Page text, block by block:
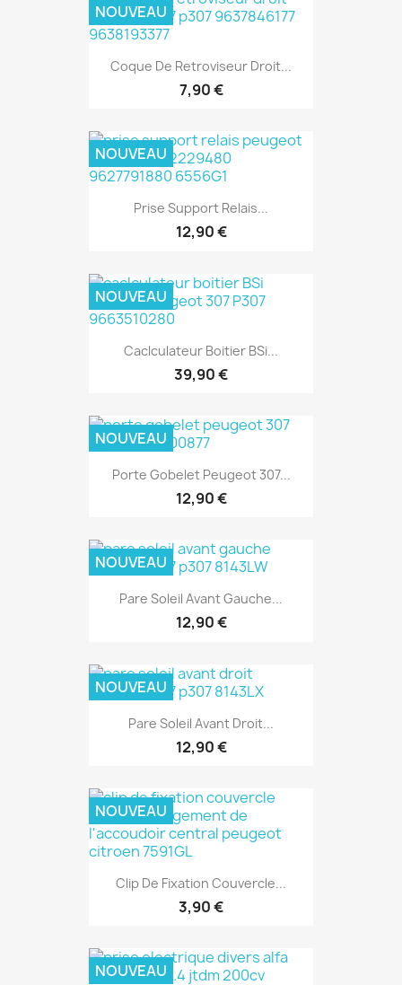
Coque De Retroviseur Droit...
7,90 €
NOUVEAU
Prise Support Relais...
12,90 €
NOUVEAU
Caclculateur Boitier BSi...
39,90 €
NOUVEAU
Porte Gobelet Peugeot 307...
12,90 €
NOUVEAU
Pare Soleil Avant Gauche...
12,90 €
NOUVEAU
Pare Soleil Avant Droit...
12,90 €
NOUVEAU
Clip De Fixation Couvercle...
3,90 €
NOUVEAU
NOUVEAU